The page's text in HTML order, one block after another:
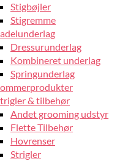
Stigbøjler
Stigremme
Dressurunderlag
Kombineret underlag
Springunderlag
& tilbehør
Andet grooming udstyr
Flette Tilbehør
Hovrenser
Strigler